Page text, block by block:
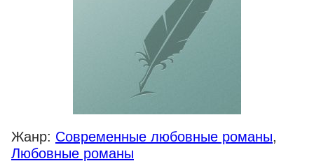
Жанр: Современные любовные романы,
Любовные романы